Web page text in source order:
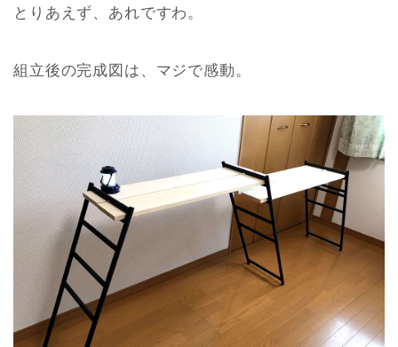
とりあえず、あれですわ。
組立後の完成図は、マジで感動。